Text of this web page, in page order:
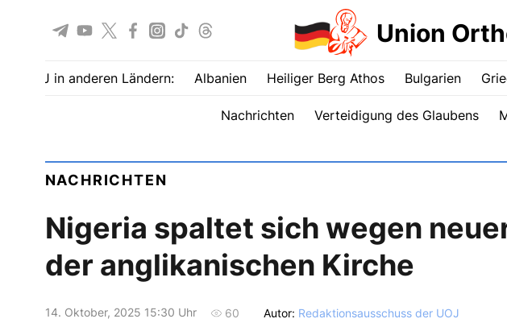
Union
UOJ in anderen Ländern: Albanien Heiliger Berg Athos Bulgarien
Nachrichten Verteidigung des Glaubens
NACHRICHTEN
Nigeria spaltet sich wegen
der anglikanischen Kirche
14. Oktober, 2025 15:30 Uhr 60 Autor: Redaktionsausschuss der UOJ